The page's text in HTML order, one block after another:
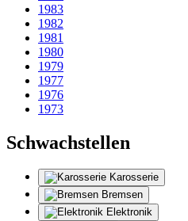
1983
1982
1981
1980
1979
1977
1976
1973
Schwachstellen
Karosserie
Bremsen
Elektronik